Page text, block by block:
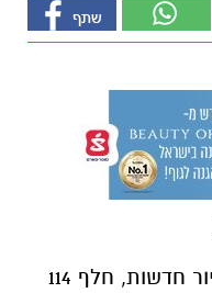
פרויקט Link ובו 444 יחידות דיור חדשות, חלף 114